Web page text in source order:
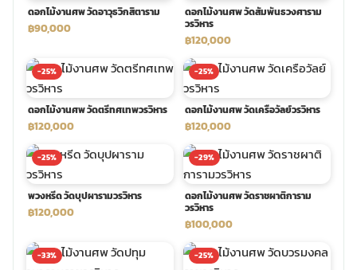
ดอกไม้งานศพ ราคาถูก
จัดดอกไม้งานศพ ราคา
ดอกไม้งานศพ ส่งฟรี
ดอกไม้งานศพ ออนไลน์
พวงดอกไม้งานศพ
tpdecorate ปูพื้น
ร้านพวงหรีด กรุงเทพ ส่งฟรี
พวงหรีด ปากคลองตลาด ราคา
พวงหรีด ส่งด่วน วันนี้
น้าเมรุ กรุงเทพ
ดอกไม้งานศพ วัดอาวุธวิกสิตาราม
฿90,000
ดอกไม้งานศพ วัดสัมพันธวงศาราม
วรวิหาร
฿120,000
-25%
ดอกไม้งานศพ วัดตรีทศเทพวรวิหาร
฿120,000
-25%
ดอกไม้งานศพ วัดเครือวัลย์วรวิหาร
฿120,000
-25%
พวงหรีด วัดบุปผารามวรวิหาร
฿120,000
-29%
ดอกไม้งานศพ วัดราชผาติการาม
วรวิหาร
฿100,000
-33% -25%